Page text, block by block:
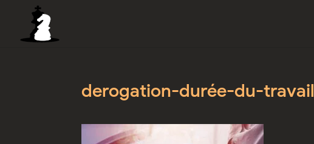
derogation-durée-du-travail